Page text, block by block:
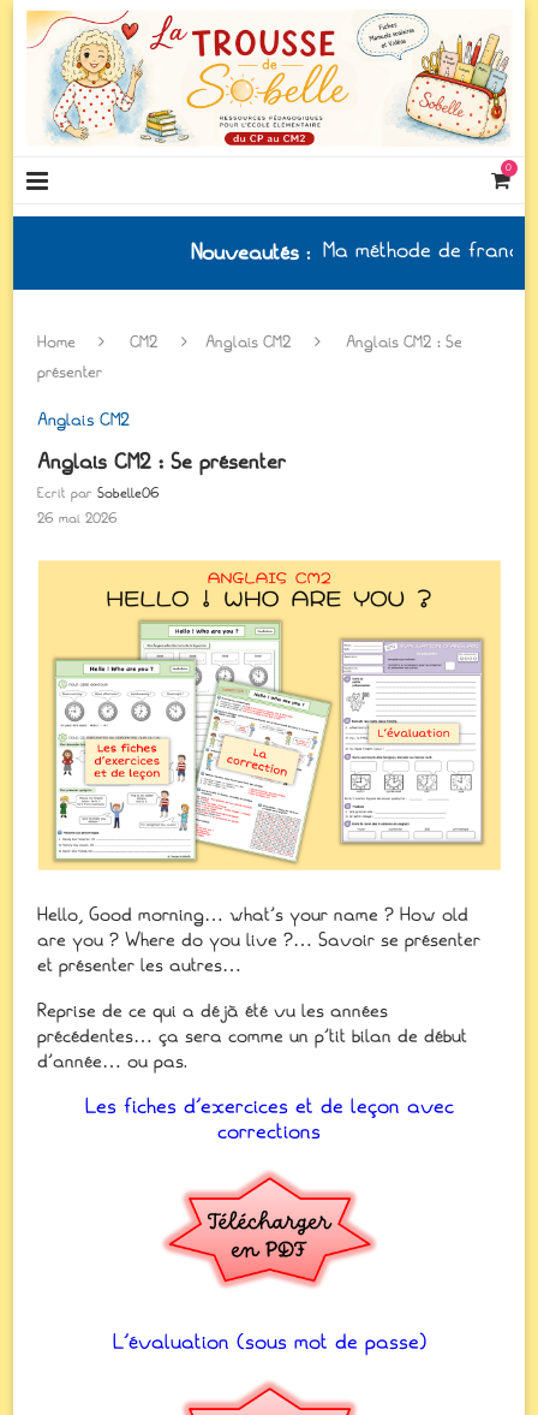
0
Nouveautés: Ma méthode de français à
Home CM2 Anglais CM2
Anglais CM2 : Se
présenter
Anglais CM2
Anglais CM2 : Se présenter
Ecrit parSobelle06
26 mai 2026
Hello, Good morning… what’s your name ? How old
are you ? Where do you live ?… Savoir se présenter
et présenter les autres…
Reprise de ce qui a déjà été vu les années
précédentes… ça sera comme un p’tit bilan de début
d’année… ou pas.
Les fiches d’exercices et de leçon avec
corrections
L’évaluation (sous mot de passe)